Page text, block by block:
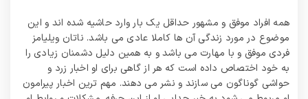
همه افراد موفق و مشهور حداقل یک بار وارد حاشیه شده اند و این
موضوع در مورد زندگی آن ها کاملا عادی می باشد. ناتان ویلیامز
فردی موفق و با مهارت می باشد و به همین دلیل دشمنان زیادی را
به خود اختصاص داده است که هر از گاهی برای او اخبار زرد و
حواشی گوناگون می سازند و نشر می دهند. مهم ترین اخبار پیرامون